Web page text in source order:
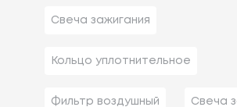
Свеча зажигания
Кольцо уплотнительное
Фильтр воздушный Свеча